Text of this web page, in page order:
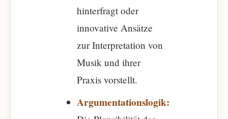
hinterfragt oder
innovative Ansätze
zur Interpretation von
Musik und ihrer
Praxis vorstellt.
Argumentationslogik: